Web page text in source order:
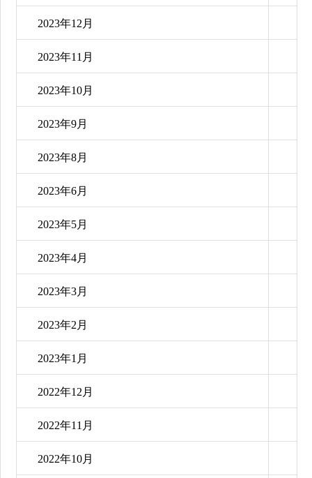
2023年12月
2023年11月
2023年10月
2023年9月
2023年8月
2023年6月
2023年5月
2023年4月
2023年3月
2023年2月
2023年1月
2022年12月
2022年11月
2022年10月